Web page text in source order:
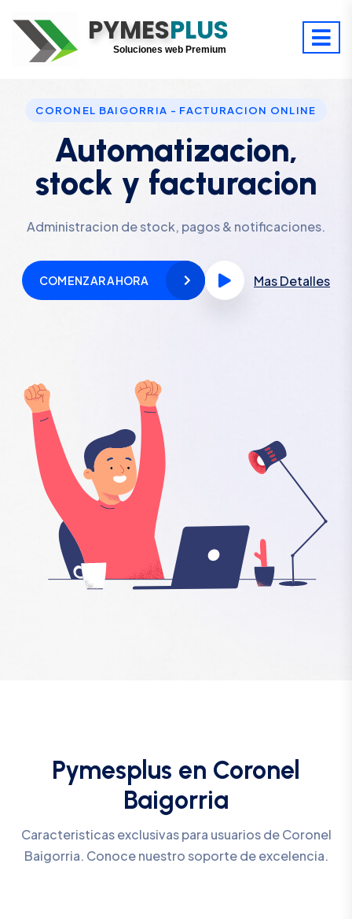
PYMESPLUS
Digitaliza tu éxito
Soluciones web Premium
CORONEL BAIGORRIA - FACTURACION ONLINE
Automatizacion,
stock y facturacion
Administracion de stock, pagos & notificaciones.
COMENZAR AHORA Mas Detalles
Pymesplus en Coronel
Baigorria
Caracteristicas exclusivas para usuarios de Coronel
Baigorria. Conoce nuestro soporte de excelencia.